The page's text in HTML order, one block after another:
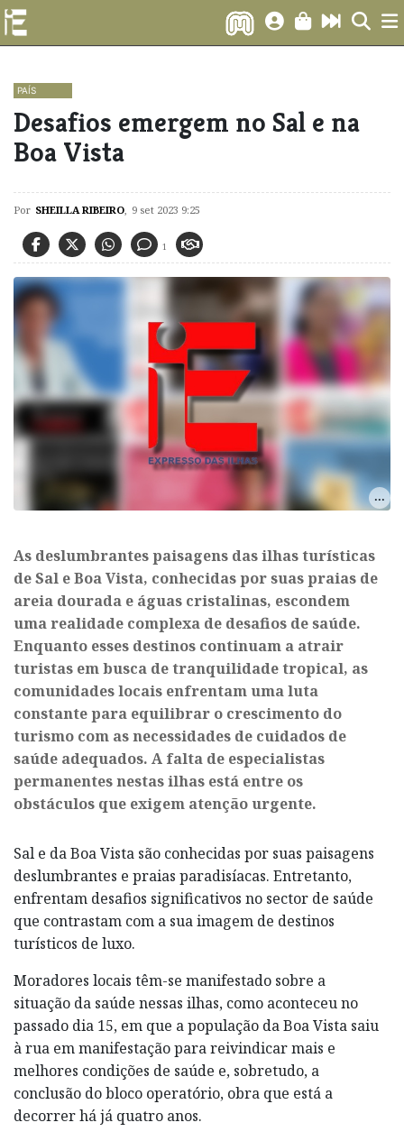
PAÍS
Desafios emergem no Sal e na
Boa Vista
Por SHEILLA RIBEIRO, 9 set 2023 9:25
1
As deslumbrantes paisagens das ilhas turísticas
de Sal e Boa Vista, conhecidas por suas praias de
areia dourada e águas cristalinas, escondem
uma realidade complexa de desafios de saúde.
Enquanto esses destinos continuam a atrair
turistas em busca de tranquilidade tropical, as
comunidades locais enfrentam uma luta
constante para equilibrar o crescimento do
turismo com as necessidades de cuidados de
saúde adequados. A falta de especialistas
permanentes nestas ilhas está entre os
obstáculos que exigem atenção urgente.
Sal e da Boa Vista são conhecidas por suas paisagens
deslumbrantes e praias paradisíacas. Entretanto,
enfrentam desafios significativos no sector de saúde
que contrastam com a sua imagem de destinos
turísticos de luxo.
Moradores locais têm-se manifestado sobre a
situação da saúde nessas ilhas, como aconteceu no
passado dia 15, em que a população da Boa Vista saiu
à rua em manifestação para reivindicar mais e
melhores condições de saúde e, sobretudo, a
conclusão do bloco operatório, obra que está a
decorrer há já quatro anos.